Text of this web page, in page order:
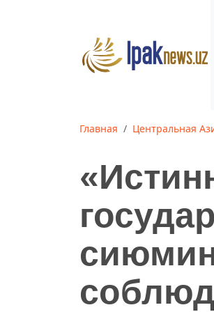
Главная Центральная